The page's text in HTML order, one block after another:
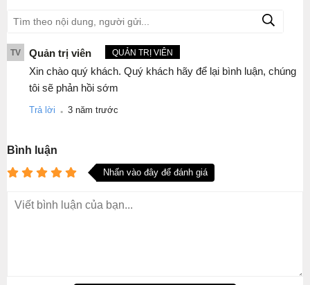
TV Quản trị viên QUẢN TRỊ VIÊN
Xin chào quý khách. Quý khách hãy để lại bình luận, chúng
tôi sẽ phản hồi sớm
Trả lời . 3 năm trước
Bình luận
Nhấn vào đây để đánh giá